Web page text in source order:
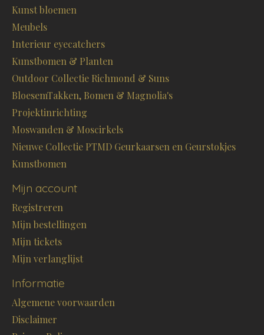
Kunst bloemen
Meubels
Interieur eyecatchers
Kunstbomen & Planten
Outdoor Collectie Richmond & Suns
BloesemTakken, Bomen & Magnolia's
Projektinrichting
Moswanden & Moscirkels
Nieuwe Collectie PTMD Geurkaarsen en Geurstokjes
Kunstbomen
Mijn account
Registreren
Mijn bestellingen
Mijn tickets
Mijn verlanglijst
Informatie
Algemene voorwaarden
Disclaimer